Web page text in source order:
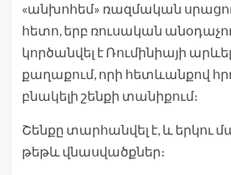
«անխոհեմ» ռազմական
հետո, երբ ռուսական
կործանվել է Ռումինիայի
քաղաքում, որի հետևանքով
բնակելի շենքի տանիքում։
Շենքը տարհանվել է, և երկու
թեթև վնասվածքներ։